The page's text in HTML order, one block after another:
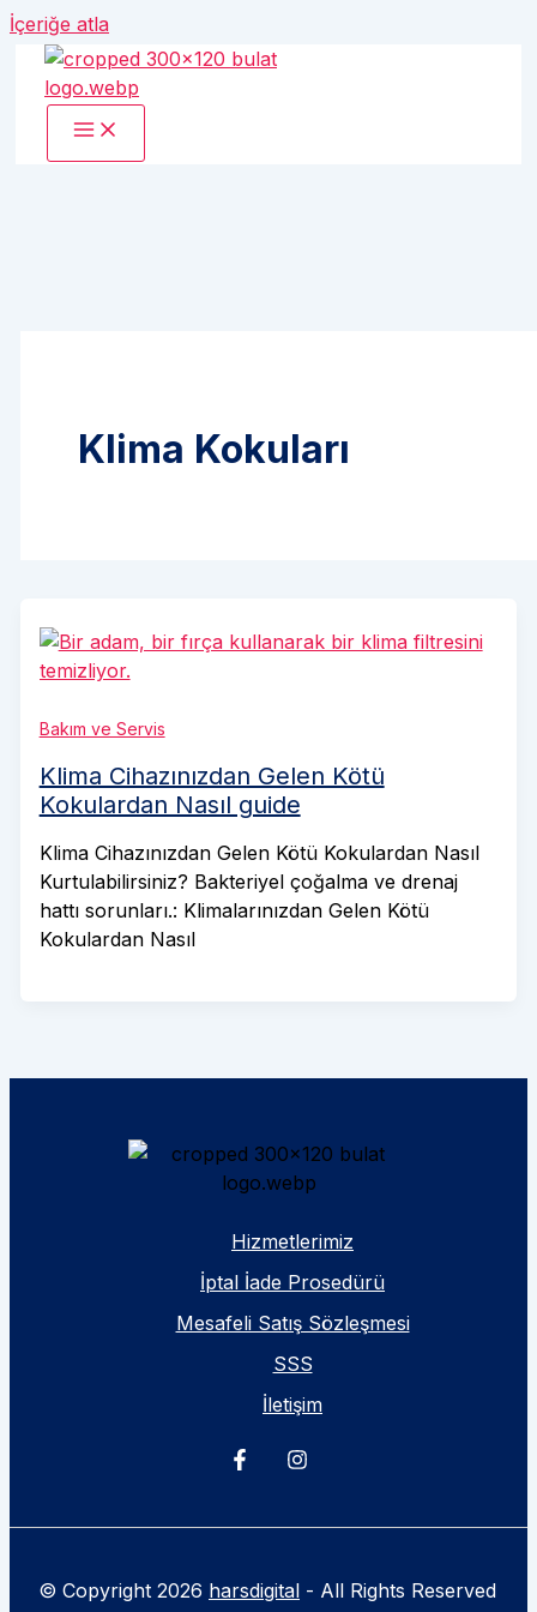
İçeriğe atla
Klima Kokuları
Bakım ve Servis
Klima Cihazınızdan Gelen Kötü
Kokulardan Nasıl guide
Klima Cihazınızdan Gelen Kötü Kokulardan Nasıl
Kurtulabilirsiniz? Bakteriyel çoğalma ve drenaj
hattı sorunları.: Klimalarınızdan Gelen Kötü
Kokulardan Nasıl
Hizmetlerimiz
İptal İade Prosedürü
Mesafeli Satış Sözleşmesi
SSS
İletişim
© Copyright 2026 harsdigital - All Rights Reserved